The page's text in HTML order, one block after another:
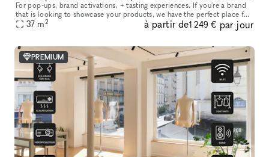
For pop-ups, brand activations, + tasting experiences. If you're a brand
that is looking to showcase your products, we have the perfect place for
you. Our sustainably designed 'pop up space' is ide
37 m2 à partir de1 249 € par jour
PREMIUM